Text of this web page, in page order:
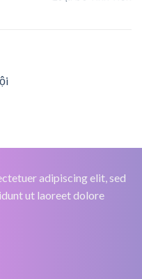
adipiscing elit, sed
ut laoreet dolore